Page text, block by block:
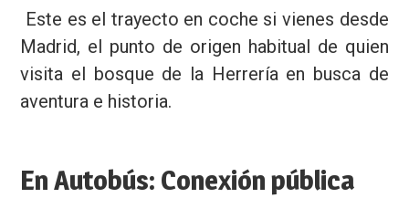
Este es el trayecto en coche si vienes desde
Madrid, el punto de origen habitual de quien
visita el bosque de la Herrería en busca de
aventura e historia.
En Autobús: Conexión pública